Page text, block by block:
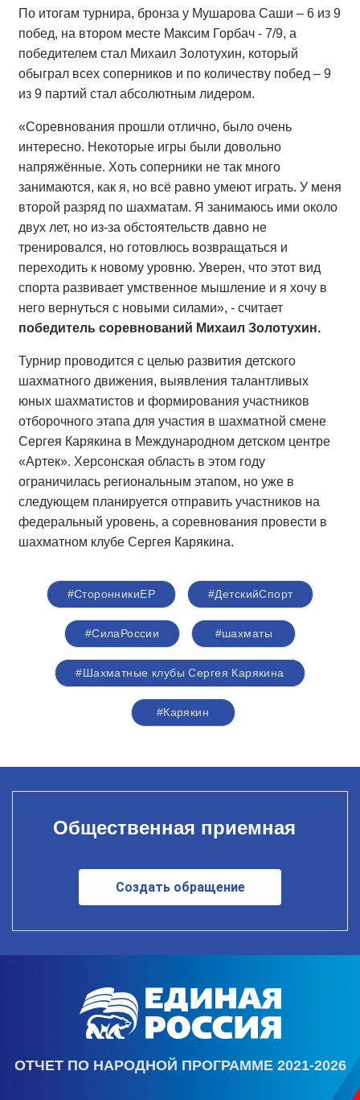
По итогам турнира, бронза у Мушарова Саши – 6 из 9
побед, на втором месте Максим Горбач - 7/9, а
победителем стал Михаил Золотухин, который
обыграл всех соперников и по количеству побед – 9
из 9 партий стал абсолютным лидером.
«Соревнования прошли отлично, было очень
интересно. Некоторые игры были довольно
напряжённые. Хоть соперники не так много
занимаются, как я, но всё равно умеют играть. У меня
второй разряд по шахматам. Я занимаюсь ими около
двух лет, но из-за обстоятельств давно не
тренировался, но готовлюсь возвращаться и
переходить к новому уровню. Уверен, что этот вид
спорта развивает умственное мышление и я хочу в
него вернуться с новыми силами», - считает
победитель соревнований Михаил Золотухин.
Турнир проводится с целью развития детского
шахматного движения, выявления талантливых
юных шахматистов и формирования участников
отборочного этапа для участия в шахматной смене
Сергея Карякина в Международном детском центре
«Артек». Херсонская область в этом году
ограничилась региональным этапом, но уже в
следующем планируется отправить участников на
федеральный уровень, а соревнования провести в
шахматном клубе Сергея Карякина.
#СторонникиЕР #ДетскийСпорт
#СилаРоссии #шахматы
#Шахматные клубы Сергея Карякина
#Карякин
Общественная приемная
Создать обращение
ОТЧЕТ ПО НАРОДНОЙ ПРОГРАММЕ 2021-2026